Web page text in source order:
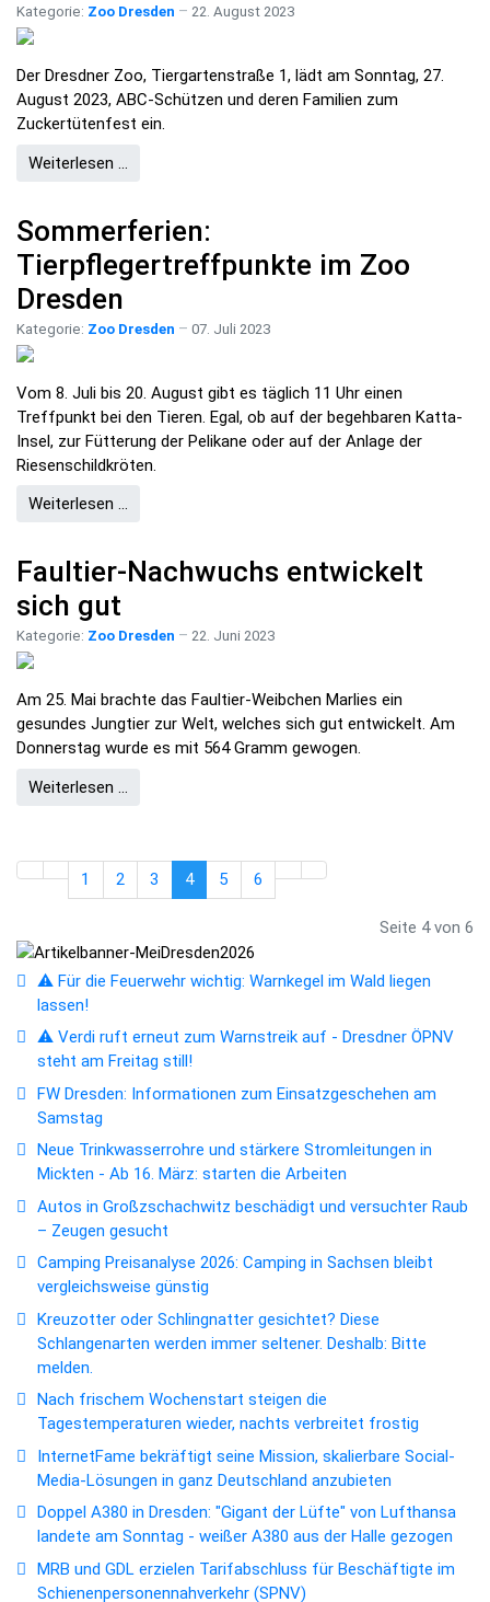
Kategorie: Zoo Dresden 22. August 2023
Der Dresdner Zoo, Tiergartenstraße 1, lädt am Sonntag, 27.
August 2023, ABC-Schützen und deren Familien zum
Zuckertütenfest ein.
Weiterlesen …
Sommerferien:
Tierpflegertreffpunkte im Zoo
Dresden
Kategorie: Zoo Dresden 07. Juli 2023
Vom 8. Juli bis 20. August gibt es täglich 11 Uhr einen
Treffpunkt bei den Tieren. Egal, ob auf der begehbaren Katta-
Insel, zur Fütterung der Pelikane oder auf der Anlage der
Riesenschildkröten.
Weiterlesen …
Faultier-Nachwuchs entwickelt
sich gut
Kategorie: Zoo Dresden 22. Juni 2023
Am 25. Mai brachte das Faultier-Weibchen Marlies ein
gesundes Jungtier zur Welt, welches sich gut entwickelt. Am
Donnerstag wurde es mit 564 Gramm gewogen.
Weiterlesen …
1 2 3 4 5 6
Seite 4 von 6
⚠️ Für die Feuerwehr wichtig: Warnkegel im Wald liegen
lassen!
⚠️ Verdi ruft erneut zum Warnstreik auf - Dresdner ÖPNV
steht am Freitag still!
FW Dresden: Informationen zum Einsatzgeschehen am
Samstag
Neue Trinkwasserrohre und stärkere Stromleitungen in
Mickten - Ab 16. März: starten die Arbeiten
Autos in Großzschachwitz beschädigt und versuchter Raub
– Zeugen gesucht
Camping Preisanalyse 2026: Camping in Sachsen bleibt
vergleichsweise günstig
Kreuzotter oder Schlingnatter gesichtet? Diese
Schlangenarten werden immer seltener. Deshalb: Bitte
melden.
Nach frischem Wochenstart steigen die
Tagestemperaturen wieder, nachts verbreitet frostig
InternetFame bekräftigt seine Mission, skalierbare Social-
Media-Lösungen in ganz Deutschland anzubieten
Doppel A380 in Dresden: "Gigant der Lüfte" von Lufthansa
landete am Sonntag - weißer A380 aus der Halle gezogen
MRB und GDL erzielen Tarifabschluss für Beschäftigte im
Schienenpersonennahverkehr (SPNV)